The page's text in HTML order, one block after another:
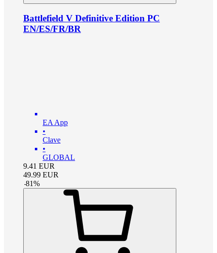
Battlefield V Definitive Edition PC
EN/ES/FR/BR
EA App
•
Clave
•
GLOBAL
9.41 EUR
49.99 EUR
-81%